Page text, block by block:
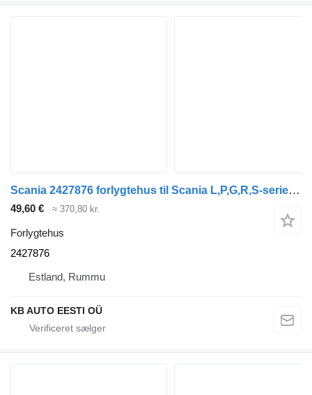
Scania 2427876 forlygtehus til Scania L,P,G,R,S-series (2016-) lastbil
49,60 € ≈ 370,80 kr.
Forlygtehus
2427876
Estland, Rummu
KB AUTO EESTI OÜ